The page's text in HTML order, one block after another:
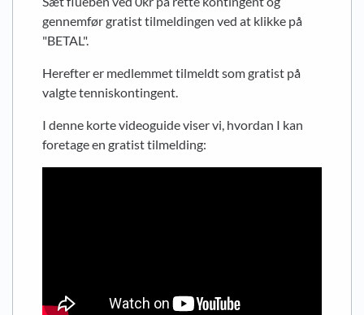
gennemfør gratist tilmeldingen ved at klikke på
"BETAL".
Herefter er medlemmet tilmeldt som gratist på
valgte tenniskontingent.
I denne korte videoguide viser vi, hvordan I kan
foretage en gratist tilmelding: